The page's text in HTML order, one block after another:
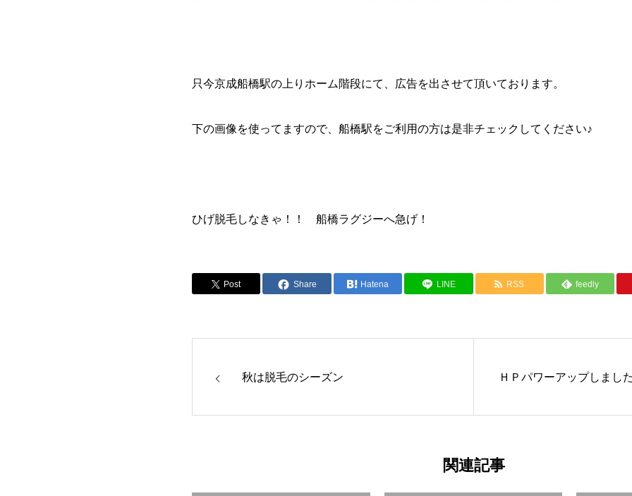
只今京成船橋駅の上りホーム階段にて、広告を出させて頂いております。
下の画像を使ってますので、船橋駅をご利用の方は是非チェックしてください♪
ひげ脱毛しなきゃ！！ 船橋ラグジーへ急げ！
Post Share Hatena LINE RSS feedly
秋は脱毛のシーズン ＨＰパワーアップしました
関連記事